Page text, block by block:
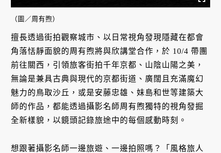
（圖／周有煦）
擅長透過街拍觀察城市、以日常視角發現隱藏在都會
角落恬靜面貌的周有煦將與欣講堂合作，於 10/4 帶團
前往關西，引領旅客街拍千年京都、山陰山陽之美，
無論是兼具古典與現代的京都街道、廣闊且充滿魔幻
魅力的鳥取沙丘，或是安藤忠雄、妹島和世等建築大
師的作品，都能透過攝影名師周有煦獨特的視角發掘
全新樣貌，以鏡頭記錄旅途中的每個感動時刻。
想跟著攝影名師一邊旅遊、一邊拍照嗎？「風格旅人